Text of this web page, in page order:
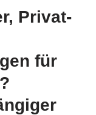
Privat-
für